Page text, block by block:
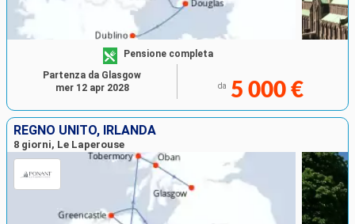
Pensione completa
da 5 000 €
Partenza da Glasgow
mer 12 apr 2028
REGNO UNITO, IRLANDA
8 giorni, Le Laperouse